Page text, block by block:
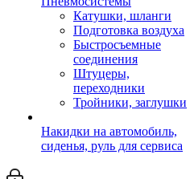
Катушки, шланги
Подготовка воздуха
Быстросъемные
соединения
Штуцеры,
переходники
Тройники, заглушки
Накидки на автомобиль,
сиденья, руль для сервиса